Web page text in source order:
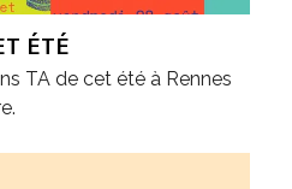
ÉTÉ
TA de cet été à Rennes